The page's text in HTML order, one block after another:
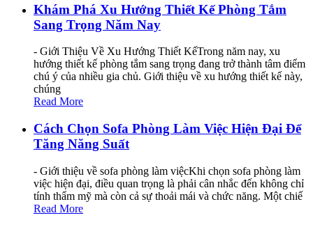
Khám Phá Xu Hướng Thiết Kế Phòng Tắm
Sang Trọng Năm Nay
- Giới Thiệu Về Xu Hướng Thiết KếTrong năm nay, xu
hướng thiết kế phòng tắm sang trọng đang trở thành tâm điểm
chú ý của nhiều gia chủ. Giới thiệu về xu hướng thiết kế này,
chúng
Read More
Cách Chọn Sofa Phòng Làm Việc Hiện Đại Để
Tăng Năng Suất
- Giới thiệu về sofa phòng làm việcKhi chọn sofa phòng làm
việc hiện đại, điều quan trọng là phải cân nhắc đến không chỉ
tính thẩm mỹ mà còn cả sự thoải mái và chức năng. Một chiế
Read More